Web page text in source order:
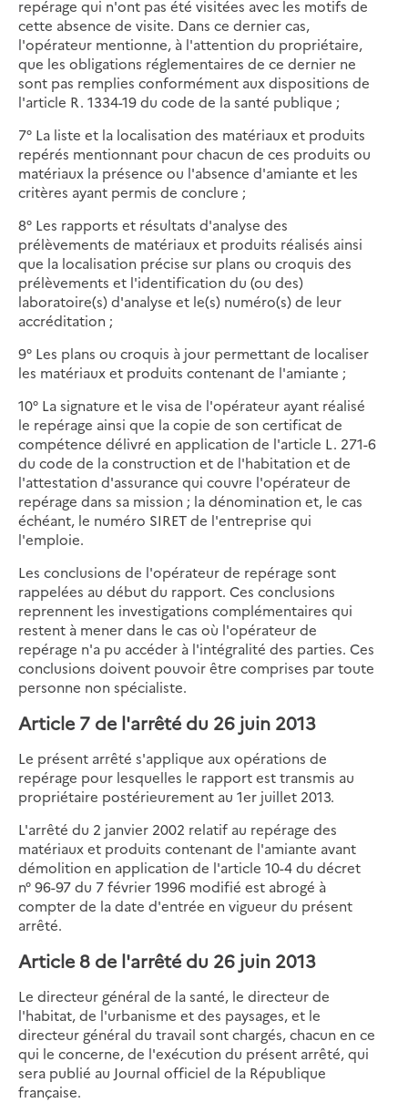
repérage qui n'ont pas été visitées avec les motifs de
cette absence de visite. Dans ce dernier cas,
l'opérateur mentionne, à l'attention du propriétaire,
que les obligations réglementaires de ce dernier ne
sont pas remplies conformément aux dispositions de
l'article R. 1334-19 du code de la santé publique ;
7° La liste et la localisation des matériaux et produits
repérés mentionnant pour chacun de ces produits ou
matériaux la présence ou l'absence d'amiante et les
critères ayant permis de conclure ;
8° Les rapports et résultats d'analyse des
prélèvements de matériaux et produits réalisés ainsi
que la localisation précise sur plans ou croquis des
prélèvements et l'identification du (ou des)
laboratoire(s) d'analyse et le(s) numéro(s) de leur
accréditation ;
9° Les plans ou croquis à jour permettant de localiser
les matériaux et produits contenant de l'amiante ;
10° La signature et le visa de l'opérateur ayant réalisé
le repérage ainsi que la copie de son certificat de
compétence délivré en application de l'article L. 271-6
du code de la construction et de l'habitation et de
l'attestation d'assurance qui couvre l'opérateur de
repérage dans sa mission ; la dénomination et, le cas
échéant, le numéro SIRET de l'entreprise qui
l'emploie.
Les conclusions de l'opérateur de repérage sont
rappelées au début du rapport. Ces conclusions
reprennent les investigations complémentaires qui
restent à mener dans le cas où l'opérateur de
repérage n'a pu accéder à l'intégralité des parties. Ces
conclusions doivent pouvoir être comprises par toute
personne non spécialiste.
Article 7 de l'arrêté du 26 juin 2013
Le présent arrêté s'applique aux opérations de
repérage pour lesquelles le rapport est transmis au
propriétaire postérieurement au 1er juillet 2013.
L'arrêté du 2 janvier 2002 relatif au repérage des
matériaux et produits contenant de l'amiante avant
démolition en application de l'article 10-4 du décret
n° 96-97 du 7 février 1996 modifié est abrogé à
compter de la date d'entrée en vigueur du présent
arrêté.
Article 8 de l'arrêté du 26 juin 2013
Le directeur général de la santé, le directeur de
l'habitat, de l'urbanisme et des paysages, et le
directeur général du travail sont chargés, chacun en ce
qui le concerne, de l'exécution du présent arrêté, qui
sera publié au Journal officiel de la République
française.